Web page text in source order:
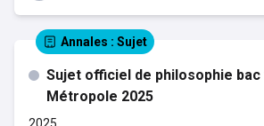
Annales : Sujet
Sujet officiel de philosophie
Métropole 2025